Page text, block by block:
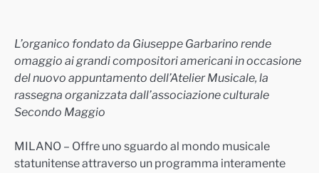
L’organico fondato da Giuseppe Garbarino rende
omaggio ai grandi compositori americani in occasione
del nuovo appuntamento dell’Atelier Musicale, la
rassegna organizzata dall’associazione culturale
Secondo Maggio
MILANO – Offre uno sguardo al mondo musicale
statunitense attraverso un programma interamente